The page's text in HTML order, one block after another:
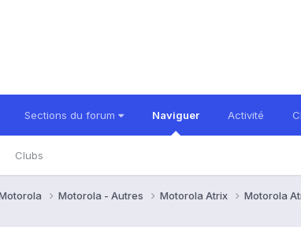
Sections du forum Naviguer
Clubs
Activité
Motorola - Autres Motorola Atrix Motorola